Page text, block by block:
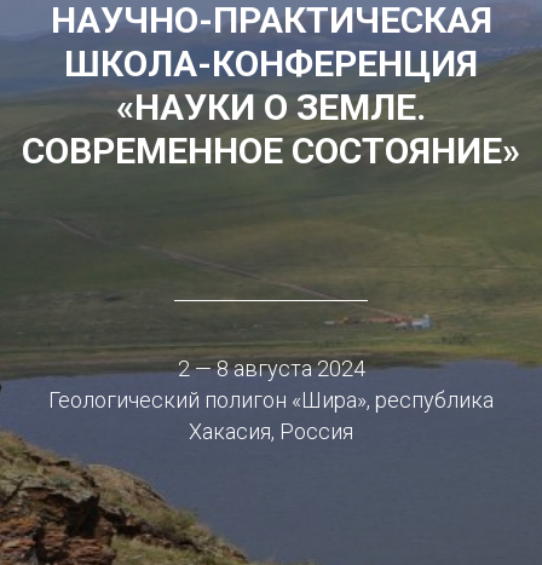
НАУЧНО-ПРАКТИЧЕСКАЯ
ШКОЛА-КОНФЕРЕНЦИЯ
«НАУКИ О ЗЕМЛЕ.
СОВРЕМЕННОЕ СОСТОЯНИЕ»
2 — 8 августа 2024
Геологический полигон «Шира», республика
Хакасия, Россия